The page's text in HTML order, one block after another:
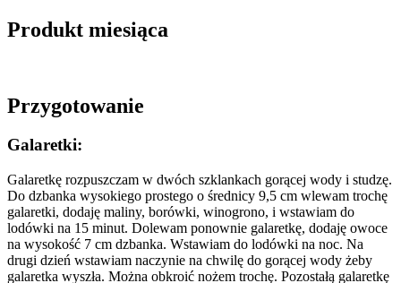
Produkt miesiąca
Przygotowanie
Galaretki:
Galaretkę rozpuszczam w dwóch szklankach gorącej wody i studzę.
Do dzbanka wysokiego prostego o średnicy 9,5 cm wlewam trochę
galaretki, dodaję maliny, borówki, winogrono, i wstawiam do
lodówki na 15 minut. Dolewam ponownie galaretkę, dodaję owoce
na wysokość 7 cm dzbanka. Wstawiam do lodówki na noc. Na
drugi dzień wstawiam naczynie na chwilę do gorącej wody żeby
galaretka wyszła. Można obkroić nożem trochę. Pozostałą galaretkę